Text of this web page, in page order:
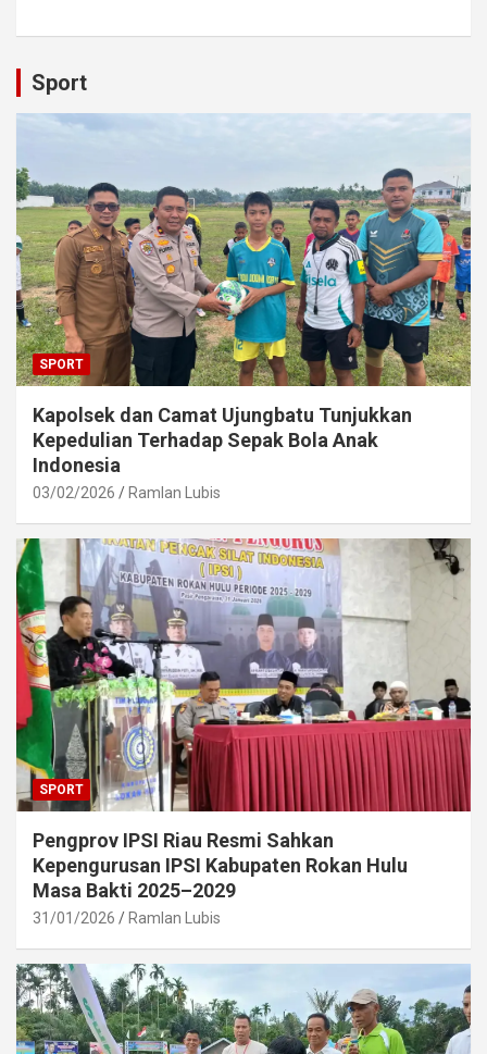
Sport
SPORT
Kapolsek dan Camat Ujungbatu Tunjukkan
Kepedulian Terhadap Sepak Bola Anak
Indonesia
03/02/2026 Ramlan Lubis
SPORT
Pengprov IPSI Riau Resmi Sahkan
Kepengurusan IPSI Kabupaten Rokan Hulu
Masa Bakti 2025–2029
31/01/2026 Ramlan Lubis